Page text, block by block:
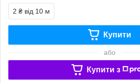
2 ₴ від 10 м
Купити
або
Купити з